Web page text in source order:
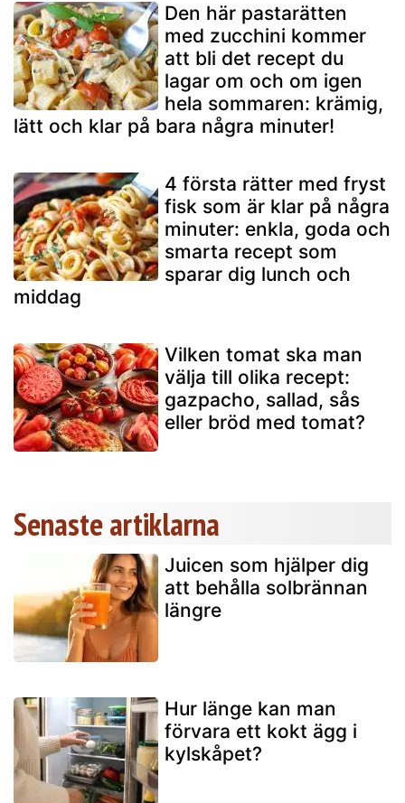
Den här pastarätten
med zucchini kommer
att bli det recept du
lagar om och om igen
hela sommaren: krämig,
lätt och klar på bara några minuter!
4 första rätter med fryst
fisk som är klar på några
minuter: enkla, goda och
smarta recept som
sparar dig lunch och
middag
Vilken tomat ska man
välja till olika recept:
gazpacho, sallad, sås
eller bröd med tomat?
Senaste artiklarna
Juicen som hjälper dig
att behålla solbrännan
längre
Hur länge kan man
förvara ett kokt ägg i
kylskåpet?